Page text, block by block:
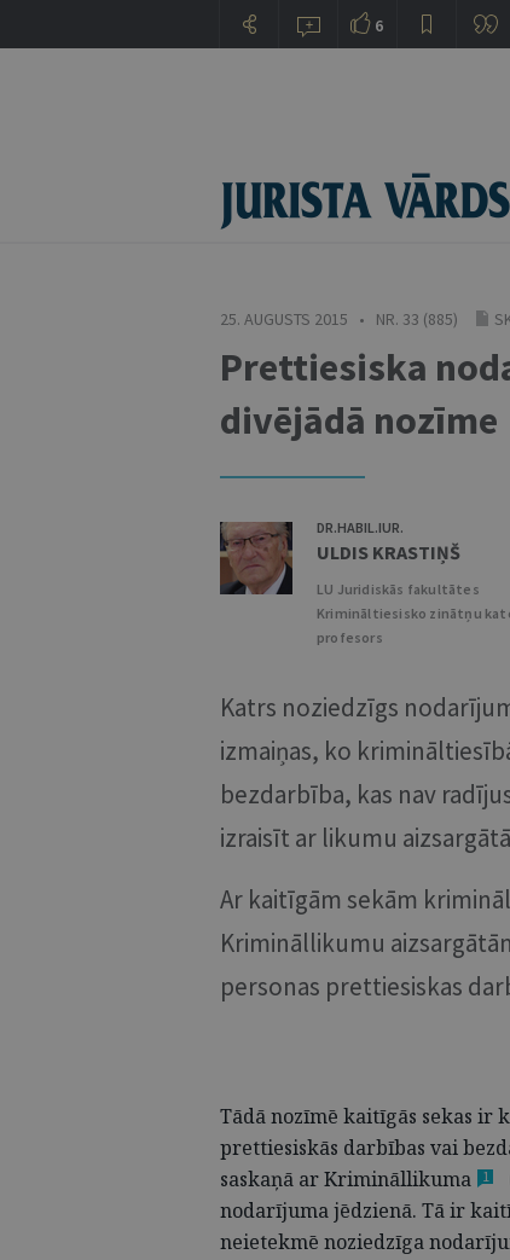
25. AUGUSTS 2015 • NR. 33 (885)
Prettiesiska
divējādā nozīme
DR.HABIL.IUR.
ULDIS KRASTIŅŠ
LU Juridiskās fakultātes
Krimināltiesisko zinātņu
profesors
Katrs noziedzīgs
izmaiņas, ko
bezdarbība, kas nav
izraisīt ar likumu
Ar kaitīgām sekām
Krimināllikumu
personas prettiesiskas
Tādā nozīmē kaitīgās sekas ir
prettiesiskās darbības vai
saskaņā arKrimināllikuma 1
nodarījuma jēdzienā. Tā ir
neietekmē noziedzīga
6